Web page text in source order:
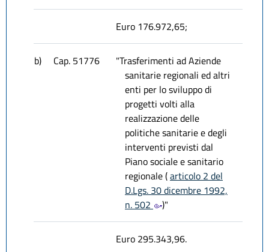
Euro 176.972,65;
b) Cap. 51776
"Trasferimenti ad Aziende
sanitarie regionali ed altri
enti per lo sviluppo di
progetti volti alla
realizzazione delle
politiche sanitarie e degli
interventi previsti dal
Piano sociale e sanitario
regionale (articolo 2 del
D.Lgs. 30 dicembre 1992,
n. 502
)"
Euro 295.343,96.